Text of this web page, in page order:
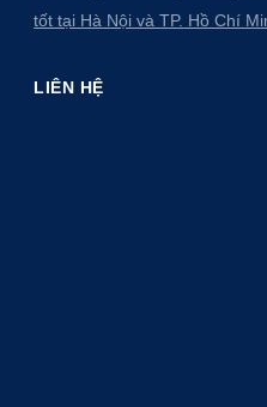
tốt tại Hà Nội và TP. Hồ Chí
LIÊN HỆ